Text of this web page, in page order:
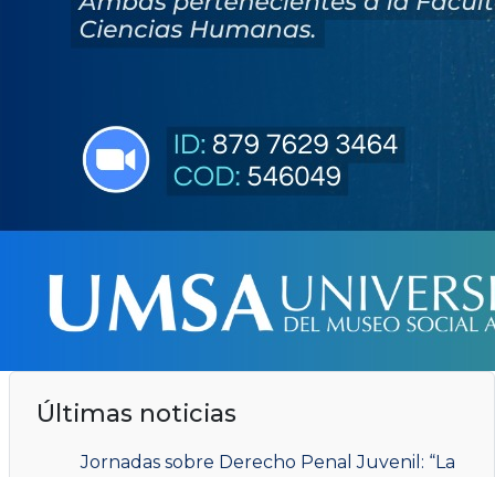
Últimas noticias
Jornadas sobre Derecho Penal Juvenil: “La